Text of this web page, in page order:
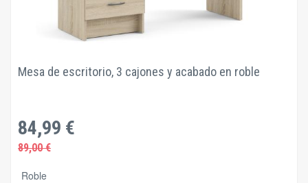
Mesa de escritorio, 3 cajones y acabado en roble
84,99 €
89,00 €
Roble